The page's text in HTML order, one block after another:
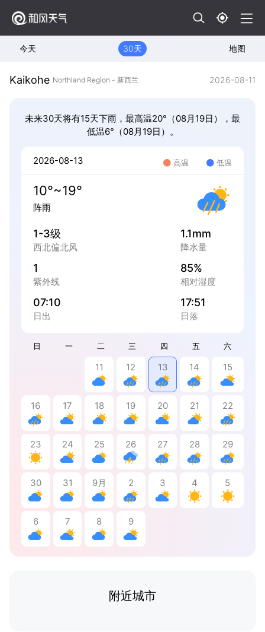
今天 30天 地图
Kaikohe Northland Region - 新西兰 2026-08-11
未来30天将有15天下雨，最高温20°（08月19日），最
低温6°（08月19日）。
日 一 二 三 四 五 六
11 12 13 14 15
16 17 18 19 20 21 22
23 24 25 26 27 28 29
30 31 9月 2 3 4 5
6 7 8 9
2026-08-13 高温 低温
10°~19°
阵雨
1-3级
西北偏北风
1.1mm
降水量
1
紫外线
85%
相对湿度
07:10
日出
17:51
日落
附近城市